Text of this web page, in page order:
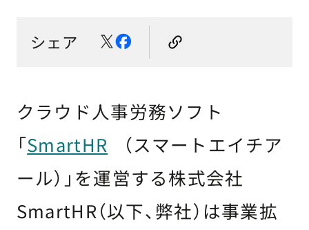
シェア
クラウド人事労務ソフト
「SmartHR
（スマートエイチア
ール）」を運営する株式会社
SmartHR（以下、弊社）は事業拡